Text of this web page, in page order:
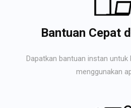
Bantuan Cepat
Dapatkan bantuan instan untuk
menggunakan